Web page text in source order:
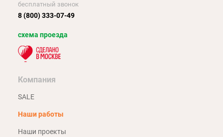
бесплатный звонок
8 (800) 333-07-49
схема проезда
Компания
SALE
Наши работы
Наши проекты